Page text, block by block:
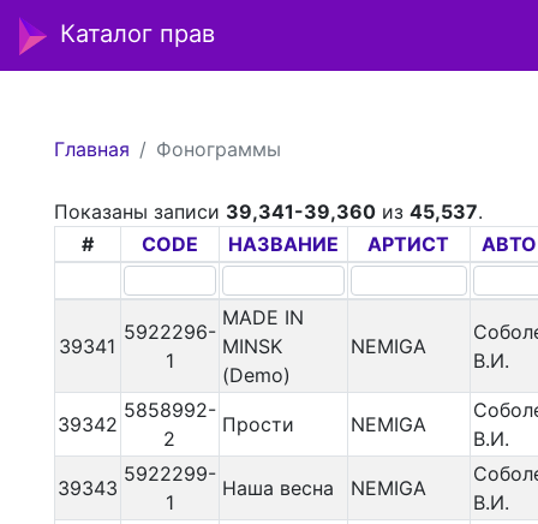
Каталог прав
Главная Фонограммы
Показаны записи 39,341-39,360из 45,537.
#
CODE НАЗВАНИЕ АРТИСТ
39341
5922296-
1
MADE IN
MINSK
(Demo)
NEMIGA
В.И.
39342
5858992-
2
Прости NEMIGA
В.И.
39343
5922299-
1
Наша весна NEMIGA
В.И.